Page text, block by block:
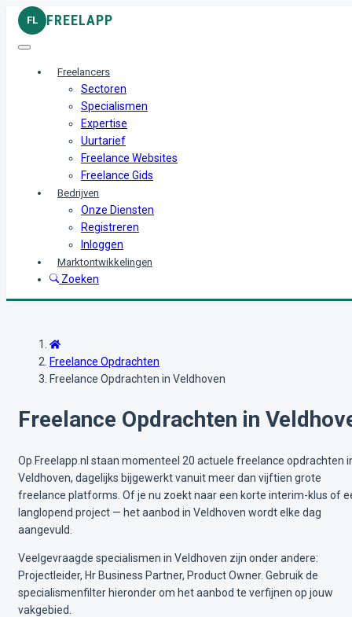
FL FREELAPP
Freelancers
Sectoren
Specialismen
Expertise
Uurtarief
Freelance Websites
Freelance Gids
Bedrijven
Onze Diensten
Registreren
Inloggen
Marktontwikkelingen
Zoeken
Freelance Opdrachten
Freelance Opdrachten in Veldhoven
Freelance Opdrachten in
Op Freelapp.nl staan momenteel 20 actuele freelance opdrachten
Veldhoven, dagelijks bijgewerkt vanuit meer dan vijftien grote
freelance platforms. Of je nu zoekt naar een korte interim-klus of
langlopend project — het aanbod in Veldhoven wordt elke dag
aangevuld.
Veelgevraagde specialismen in Veldhoven zijn onder andere:
Projectleider, Hr Business Partner, Product Owner. Gebruik de
specialismenfilter hieronder om het aanbod te verfijnen op jouw
vakgebied.